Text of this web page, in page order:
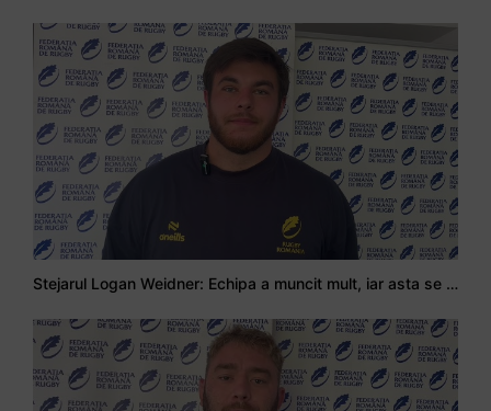
Stejarul Logan Weidner: Echipa a muncit mult, iar asta se va vedea în meciurile de la Nations Cup